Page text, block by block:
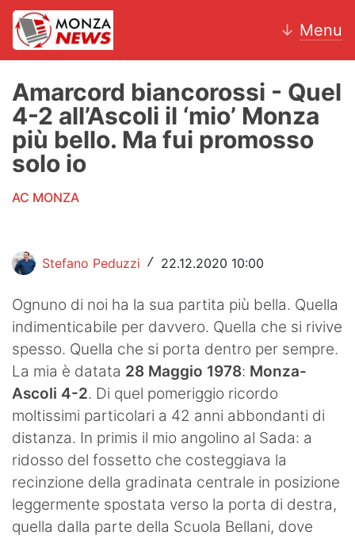
↓ Menu
News
AC Monza
Calcio
Volley
Hockey
Altri sport
Hockey
Pallanuoto
Pallamano
Altre
News
Amarcord biancorossi - Quel
4-2 all’Ascoli il ‘mio’ Monza
più bello. Ma fui promosso
solo io
AC MONZA
Stefano Peduzzi / 22.12.2020 10:00
Ognuno di noi ha la sua partita più bella. Quella
indimenticabile per davvero. Quella che si rivive
spesso. Quella che si porta dentro per sempre.
La mia è datata 28 Maggio 1978: Monza-
Ascoli 4-2. Di quel pomeriggio ricordo
moltissimi particolari a 42 anni abbondanti di
distanza. In primis il mio angolino al Sada: a
ridosso del fossetto che costeggiava la
recinzione della gradinata centrale in posizione
leggermente spostata verso la porta di destra,
quella dalla parte della Scuola Bellani, dove